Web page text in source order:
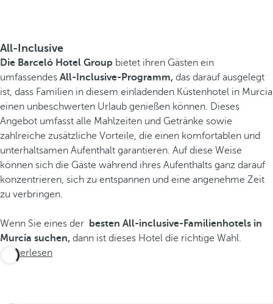
All-Inclusive
Die Barceló Hotel Group bietet ihren Gästen ein
umfassendes All-Inclusive-Programm, das darauf ausgelegt
ist, dass Familien in diesem einladenden Küstenhotel in Murcia
einen unbeschwerten Urlaub genießen können. Dieses
Angebot umfasst alle Mahlzeiten und Getränke sowie
zahlreiche zusätzliche Vorteile, die einen komfortablen und
unterhaltsamen Aufenthalt garantieren. Auf diese Weise
können sich die Gäste während ihres Aufenthalts ganz darauf
konzentrieren, sich zu entspannen und eine angenehme Zeit
zu verbringen.
Wenn Sie eines der
besten All-inclusive-Familienhotels in
Murcia suchen, dann ist dieses Hotel die richtige Wahl.
Weiterlesen